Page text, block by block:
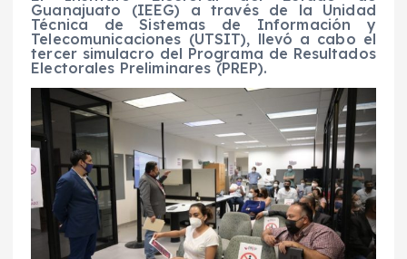
Guanajuato (IEEG) a través de la Unidad
Técnica de Sistemas de Información y
Telecomunicaciones (UTSIT), llevó a cabo el
tercer simulacro del Programa de Resultados
Electorales Preliminares (PREP).